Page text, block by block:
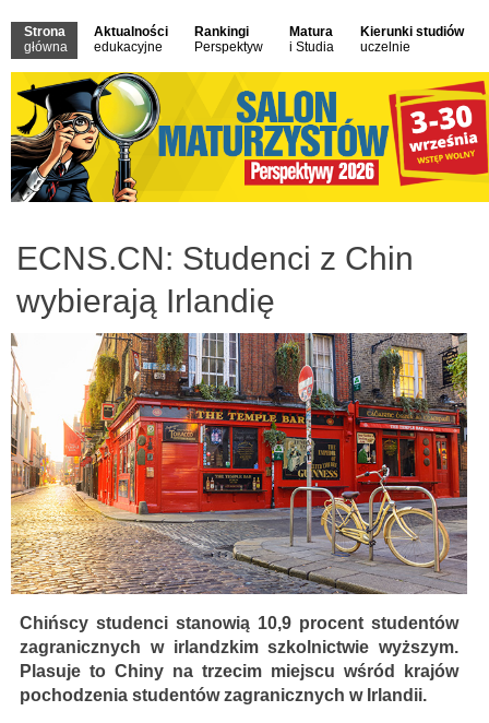
Strona
główna
Aktualności
edukacyjne
Rankingi
Perspektyw
Matura
i Studia
Kierunki studiów
uczelnie
ECNS.CN: Studenci z Chin
wybierają Irlandię
Chińscy studenci stanowią 10,9 procent studentów
zagranicznych w irlandzkim szkolnictwie wyższym.
Plasuje to Chiny na trzecim miejscu wśród krajów
pochodzenia studentów zagranicznych w Irlandii.